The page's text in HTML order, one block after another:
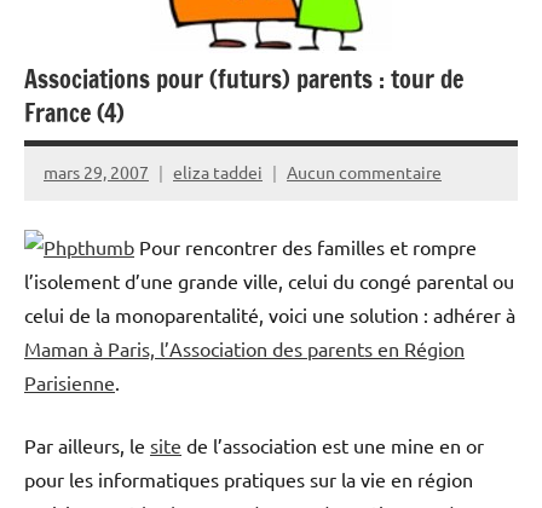
Associations pour (futurs) parents : tour de
France (4)
mars 29, 2007 eliza taddei Aucun commentaire
Pour rencontrer des familles et rompre
l’isolement d’une grande ville, celui du congé parental ou
celui de la monoparentalité, voici une solution : adhérer à
Maman à Paris, l’Association des parents en Région
Parisienne
Par ailleurs, le site de l’association est une mine en or
pour les informatiques pratiques sur la vie en région